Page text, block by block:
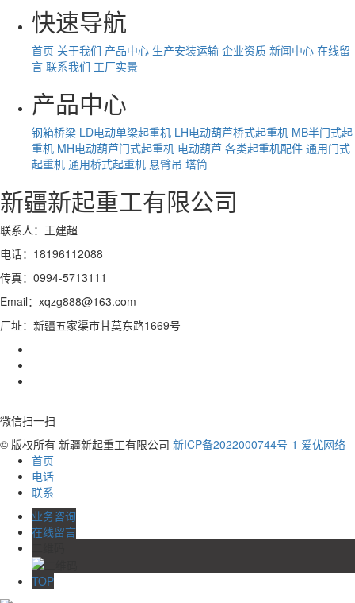
快速导航
首页 关于我们 产品中心 生产安装运输 企业资质 新闻中心 在线留
言 联系我们 工厂实景
产品中心
钢箱桥梁 LD电动单梁起重机 LH电动葫芦桥式起重机 MB半门式起
重机 MH电动葫芦门式起重机 电动葫芦 各类起重机配件 通用门式
起重机 通用桥式起重机 悬臂吊 塔筒
新疆新起重工有限公司
联系人：王建超
电话：18196112088
传真：0994-5713111
Email：xqzg888@163.com
厂址：新疆五家渠市甘莫东路1669号
微信扫一扫
© 版权所有 新疆新起重工有限公司 新ICP备2022000744号-1 爱优网络
首页
电话
联系
业务咨询
在线留言
TOP